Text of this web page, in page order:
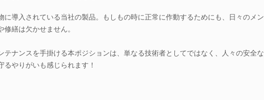
に導入されている当社の製品。もしもの時に正常に作動するためにも、日々のメン
修繕は欠かせません。
テナンスを手掛ける本ポジションは、単なる技術者としてではなく、人々の安全な
るやりがいも感じられます！